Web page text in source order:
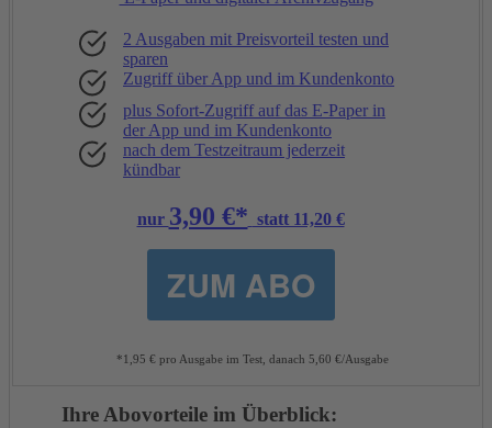
2 Ausgaben mit Preisvorteil testen und
sparen
Zugriff über App und im Kundenkonto
plus Sofort-Zugriff auf das E-Paper in
der App und im Kundenkonto
nach dem Testzeitraum jederzeit
kündbar
nur 3,90 €* statt 11,20 €
ZUM ABO
*1,95 € pro Ausgabe im Test, danach 5,60 €/Ausgabe
Ihre Abovorteile im Überblick: